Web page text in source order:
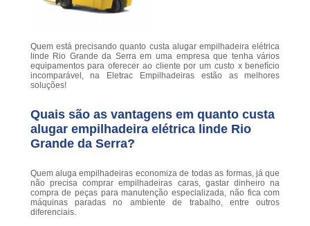
Quem está precisando quanto custa alugar empilhadeira elétrica
linde Rio Grande da Serra em uma empresa que tenha vários
equipamentos para oferecer ao cliente por um custo x benefício
incomparável, na Eletrac Empilhadeiras estão as melhores
soluções!
Quais são as vantagens em quanto custa
alugar empilhadeira elétrica linde Rio
Grande da Serra?
Quem aluga empilhadeiras economiza de todas as formas, já que
não precisa comprar empilhadeiras caras, gastar dinheiro na
compra de peças para manutenção especializada, não fica com
máquinas paradas no ambiente de trabalho, entre outros
diferenciais.